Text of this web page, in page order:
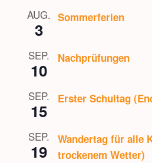
AUG.
3
Sommerferien
SEP.
10
Nachprüfungen
SEP.
15
Erster Schultag
SEP.
19
Wandertag für alle
trockenem Wetter)